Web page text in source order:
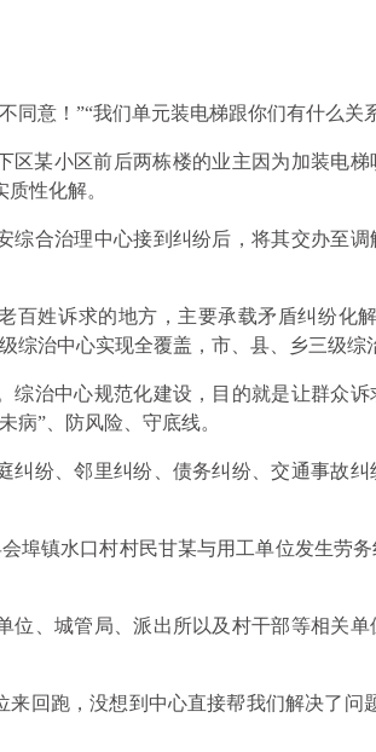
同意！”“我们单元装电梯跟你们有什么关
区某小区前后两栋楼的业主因为加装电
性化解。
综合治理中心接到纠纷后，将其交办至
百姓诉求的地方，主要承载矛盾纠纷化
综治中心实现全覆盖，市、县、乡三级综
综治中心规范化建设，目的就是让群众
病”、防风险、守底线。
纠纷、邻里纠纷、债务纠纷、交通事故
埠镇水口村村民甘某与用工单位发生劳
位、城管局、派出所以及村干部等相关
回跑，没想到中心直接帮我们解决了问